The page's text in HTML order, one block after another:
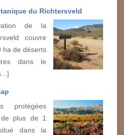
du Richtersveld
de la
couvre
ha de déserts
dans le
protégées
de plus de 1
dans la